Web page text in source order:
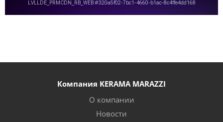
Компания KERAMA MARAZZI
О компании
Новости